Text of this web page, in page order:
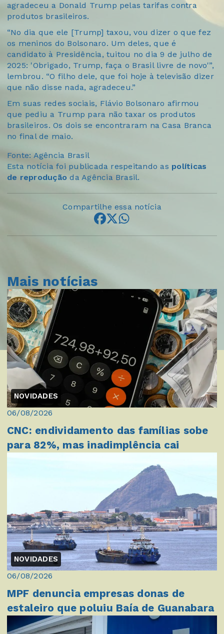
agradeceu a Donald Trump pelas tarifas contra
produtos brasileiros.
“No dia que ele [Trump] taxou, vou dizer o que fez
os meninos do Bolsonaro. Um deles, que é
candidato à Presidência, tuitou no dia 9 de julho de
2025: 'Obrigado, Trump, faça o Brasil livre de novo'”,
lembrou. “O filho dele, que foi hoje à televisão dizer
que não disse nada, agradeceu.”
Em suas redes sociais, Flávio Bolsonaro afirmou
que pediu a Trump para não taxar os produtos
brasileiros. Os dois se encontraram na Casa Branca
no final de maio.
Fonte: Agência Brasil
Esta notícia foi publicada respeitando as políticas
de reprodução da Agência Brasil.
Compartilhe essa notícia
Mais notícias
NOVIDADES
06/08/2026
CNC: endividamento das famílias sobe
para 82%, mas inadimplência cai
NOVIDADES
06/08/2026
MPF denuncia empresas donas de
estaleiro que poluiu Baía de Guanabara